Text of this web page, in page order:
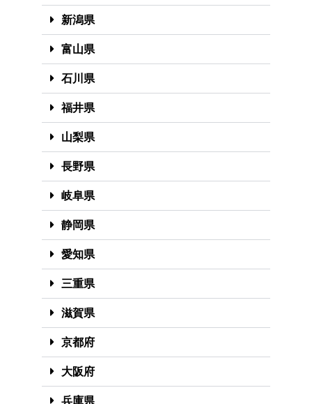
新潟県
富山県
石川県
福井県
山梨県
長野県
岐阜県
静岡県
愛知県
三重県
滋賀県
京都府
大阪府
兵庫県